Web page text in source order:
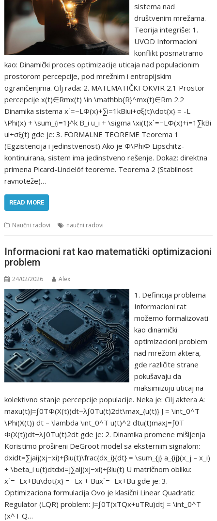
sistema nad
društvenim mrežama.
Teorija integriše: 1.
UVOD Informacioni
konflikt posmatramo
kao: Dinamički proces optimizacije uticaja nad populacionim
prostorom percepcije, pod mrežnim i entropijskim
ograničenjima. Cilj rada: 2. MATEMATIČKI OKVIR 2.1 Prostor
percepcije x(t)∈Rmx(t) \in \mathbb{R}^mx(t)∈Rm 2.2
Dinamika sistema x˙=−LΦ(x)+∑i=1kBiui+σξ(t)\dot{x} = -L
\Phi(x) + \sum_{i=1}^k B_i u_i + \sigma \xi(t)x˙=−LΦ(x)+i=1∑k​Bi​
ui​+σξ(t) gde je: 3. FORMALNE TEOREME Teorema 1
(Egzistencija i jedinstvenost) Ako je Φ\PhiΦ Lipschitz-
kontinuirana, sistem ima jedinstveno rešenje. Dokaz: direktna
primena Picard-Lindelöf teoreme. Teorema 2 (Stabilnost
ravnoteže)…
READ MORE
Naučni radovi naučni radovi
Informacioni rat kao matematički optimizacioni
problem
24/02/2026 Alex
1. Definicija problema
Informacioni rat
možemo formalizovati
kao dinamički
optimizacioni problem
nad mrežom aktera,
gde različite strane
pokušavaju da
maksimizuju uticaj na
kolektivno stanje percepcije populacije. Neka je: Cilj aktera A:
max⁡u(t)J=∫0TΦ(X(t))dt−λ∫0Tu(t)2dt\max_{u(t)} J = \int_0^T
\Phi(X(t)) dt – \lambda \int_0^T u(t)^2 dtu(t)max​J=∫0T​
Φ(X(t))dt−λ∫0T​u(t)2dt gde je: 2. Dinamika promene mišljenja
Koristimo prošireni DeGroot model sa eksternim signalom:
dxidt=∑jaij(xj−xi)+βiu(t)\frac{dx_i}{dt} = \sum_{j} a_{ij}(x_j – x_i)
+ \beta_i u(t)dtdxi​​=j∑​aij​(xj​−xi​)+βi​u(t) U matričnom obliku:
x˙=−Lx+Bu\dot{x} = -Lx + Bux˙=−Lx+Bu gde je: 3.
Optimizaciona formulacija Ovo je klasični Linear Quadratic
Regulator (LQR) problem: J=∫0T(xTQx+uTRu)dtJ = \int_0^T
(x^T Q…